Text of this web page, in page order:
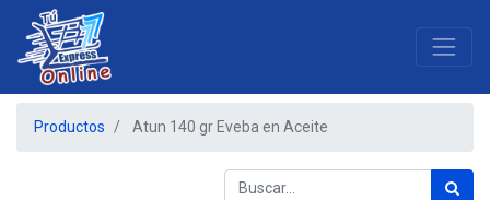
Productos Atun 140 gr Eveba en Aceite